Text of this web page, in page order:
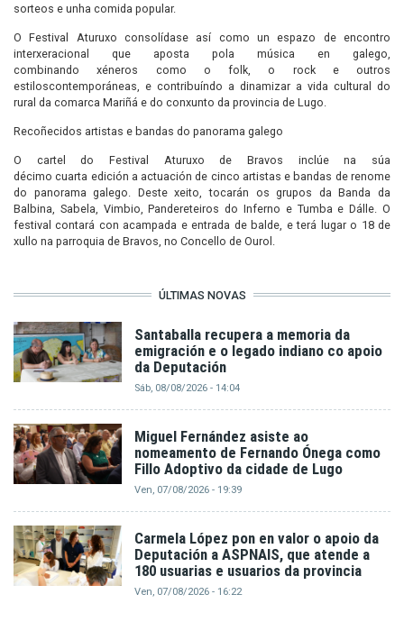
sorteos e unha comida popular.
O Festival Aturuxo consolídase así como un espazo de encontro
interxeracional que aposta pola música en galego,
combinando xéneros como o folk, o rock e outros
estiloscontemporáneas, e contribuíndo a dinamizar a vida cultural do
rural da comarca Mariñá e do conxunto da provincia de Lugo.
Recoñecidos artistas e bandas do panorama galego
O cartel do Festival Aturuxo de Bravos inclúe na súa
décimo cuarta edición a actuación de cinco artistas e bandas de renome
do panorama galego. Deste xeito, tocarán os grupos da Banda da
Balbina, Sabela, Vimbio, Pandereteiros do Inferno e Tumba e Dálle. O
festival contará con acampada e entrada de balde, e terá lugar o 18 de
xullo na parroquia de Bravos, no Concello de Ourol.
ÚLTIMAS NOVAS
Santaballa recupera a memoria da
emigración e o legado indiano co apoio
da Deputación
Sáb, 08/08/2026 - 14:04
Miguel Fernández asiste ao
nomeamento de Fernando Ónega como
Fillo Adoptivo da cidade de Lugo
Ven, 07/08/2026 - 19:39
Carmela López pon en valor o apoio da
Deputación a ASPNAIS, que atende a
180 usuarias e usuarios da provincia
Ven, 07/08/2026 - 16:22